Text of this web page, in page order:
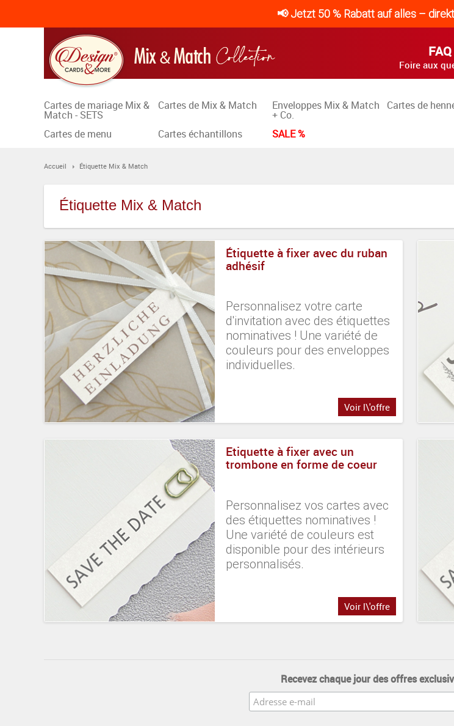
📢 Jetzt 50 % Rabatt auf alles –
FAQ
Foire aux
Cartes de mariage Mix &
Match - SETS
Cartes de Mix & Match Enveloppes Mix & Match
+ Co.
Cartes de
Cartes de menu Cartes échantillons SALE %
Accueil Étiquette Mix & Match
Étiquette Mix & Match
Étiquette à fixer avec du ruban
adhésif
Personnalisez votre carte
d'invitation avec des étiquettes
nominatives ! Une variété de
couleurs pour des enveloppes
individuelles.
Voir l\'offre
Etiquette à fixer avec un
trombone en forme de coeur
Personnalisez vos cartes avec
des étiquettes nominatives !
Une variété de couleurs est
disponible pour des intérieurs
personnalisés.
Voir l\'offre
Recevez chaque jour des offres